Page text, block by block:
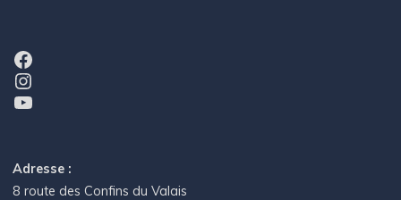
Facebook
Instagram
YouTube
Adresse :
8 route des Confins du Valais